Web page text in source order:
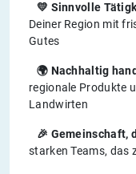
💛 Sinnvolle
Deiner Region mit
Gutes
🌍 Nachhaltig
regionale Produkte
Landwirten
🎉 Gemeinschaft,
starken Teams, das